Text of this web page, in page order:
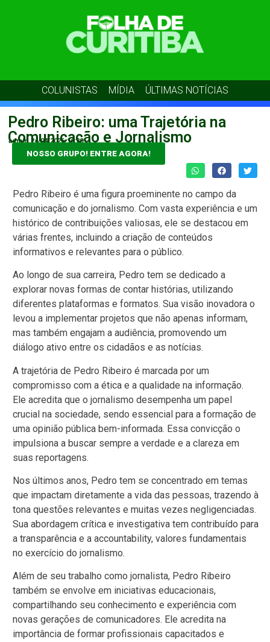
COLUNISTAS MÍDIA ÚLTIMAS NOTÍCIAS
Pedro Ribeiro: uma Trajetória na
Comunicação e Jornalismo
admin 24/04/2026 16:20
NOSSO GRUPO! ENTRE AGORA!
Pedro Ribeiro é uma figura proeminente no campo da
comunicação e do jornalismo. Com vasta experiência e um
histórico de contribuições valiosas, ele se destacou em
várias frentes, incluindo a criação de conteúdos
informativos e relevantes para o público.
Ao longo de sua carreira, Pedro tem se dedicado a
explorar novas formas de contar histórias, utilizando
diferentes plataformas e formatos. Sua visão inovadora o
levou a implementar projetos que não apenas informam,
mas também engajam a audiência, promovendo um
diálogo ativo entre os cidadãos e as notícias.
A trajetória de Pedro Ribeiro é marcada por um
compromisso com a ética e a qualidade na informação.
Ele acredita que o jornalismo desempenha um papel
crucial na sociedade, sendo essencial para a formação de
uma opinião pública bem-informada. Essa convicção o
impulsiona a buscar sempre a verdade e a clareza em
suas reportagens.
Nos últimos anos, Pedro tem se concentrado em temas
que impactam diretamente a vida das pessoas, trazendo à
tona questões relevantes e muitas vezes negligenciadas.
Sua abordagem crítica e investigativa tem contribuído para
a transparência e a accountability, valores fundamentais
no exercício do jornalismo.
Além de seu trabalho como jornalista, Pedro Ribeiro
também se envolve em iniciativas educacionais,
compartilhando seu conhecimento e experiência com
novas gerações de comunicadores. Ele acredita na
importância de formar profissionais capacitados e